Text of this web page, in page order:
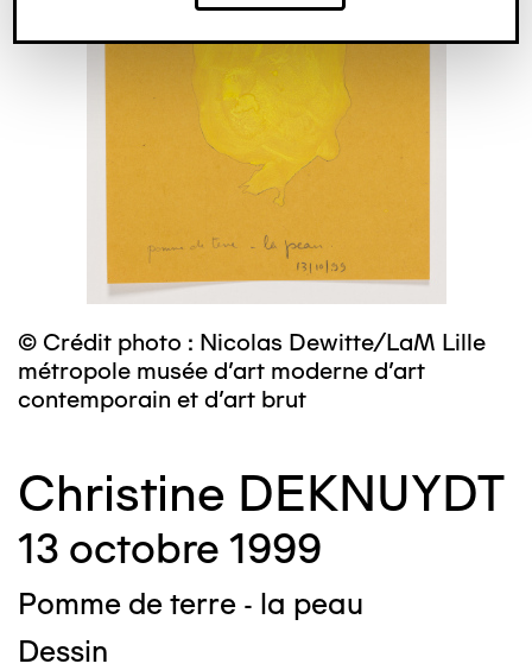
© Crédit photo : Nicolas Dewitte/LaM Lille
métropole musée d’art moderne d’art
contemporain et d’art brut
Christine DEKNUYDT
13 octobre 1999
Pomme de terre - la peau
Dessin